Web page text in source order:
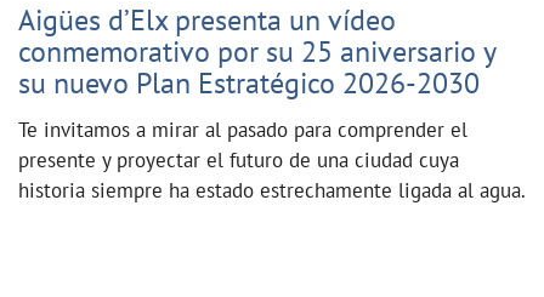
Aigües d’Elx presenta un vídeo
conmemorativo por su 25 aniversario y
su nuevo Plan Estratégico 2026-2030
Te invitamos a mirar al pasado para comprender el
presente y proyectar el futuro de una ciudad cuya
historia siempre ha estado estrechamente ligada al agua.